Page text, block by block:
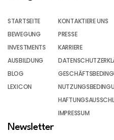
STARTSEITE
BEWEGUNG
INVESTMENTS
AUSBILDUNG
BLOG
LEXICON
KONTAKTIERE UNS
PRESSE
KARRIERE
IMPRESSUM
Newsletter